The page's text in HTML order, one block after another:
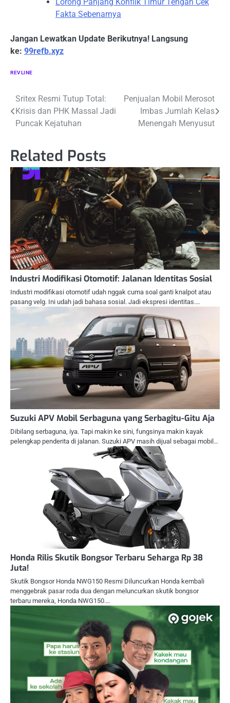
Fakta Sebenarnya
Jangan Lewatkan Update Berikutnya! Langsung
ke: 99refb.xyz
REVLINE
Navigasi
pos
Sritex Resmi Tutup Total:
Krisis dan PHK Massal Jadi
Puncak Kejatuhan
Penjualan Mobil Merosot
Imbas Jumlah Kelas
Menengah Menyusut
Related Posts
Industri Modifikasi Otomotif: Jalanan Identitas Sosial
Industri modifikasi otomotif udah nggak cuma soal ganti knalpot atau
pasang velg. Ini udah jadi bahasa sosial. Jadi ekspresi identitas.…
Suzuki APV Mobil Serbaguna yang Serbagitu-Gitu Aja
Dibilang serbaguna, iya. Tapi makin ke sini, fungsinya makin kayak
pelengkap penderita di jalanan. Suzuki APV masih dijual sebagai mobil…
Honda Rilis Skutik Bongsor Terbaru Seharga Rp 38
Juta!
Skutik Bongsor Honda NWG150 Resmi Diluncurkan Honda kembali
menggebrak pasar roda dua dengan meluncurkan skutik bongsor
terbaru mereka, Honda NWG150.…